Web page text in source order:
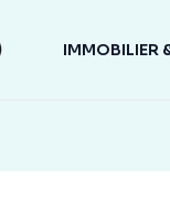
IMMOBILIER